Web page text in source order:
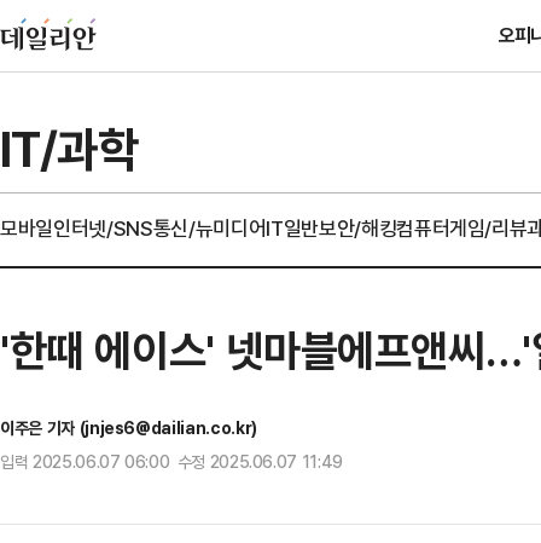
오피
IT/과학
모바일인터넷/SNS통신/뉴미디어IT일반보안/해킹컴퓨터게임/리뷰
'한때 에이스' 넷마블에프앤씨
이주은 기자 (jnjes6@dailian.co.kr)
입력 2025.06.07 06:00 수정 2025.06.07 11:49